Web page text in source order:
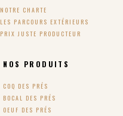
NOTRE CHARTE
LES PARCOURS EXTÉRIEURS
PRIX JUSTE PRODUCTEUR
NOS PRODUITS
COQ DES PRÉS
BOCAL DES PRÉS
OEUF DES PRÉS